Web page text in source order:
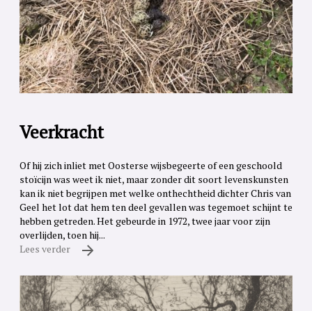
Veerkracht
Of hij zich inliet met Oosterse wijsbegeerte of een geschoold
stoïcijn was weet ik niet, maar zonder dit soort levenskunsten
kan ik niet begrijpen met welke onthechtheid dichter Chris van
Geel het lot dat hem ten deel gevallen was tegemoet schijnt te
hebben getreden. Het gebeurde in 1972, twee jaar voor zijn
overlijden, toen hij...
Lees verder